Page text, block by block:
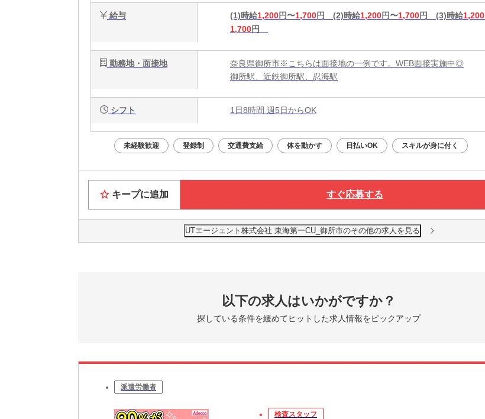
給与 (1)時給1,200円〜1,700円 (2)時給1,200円〜1,700円 (3)時給1,200
1,700円
勤務地・面接地
奈良県御所市※こちらは面接地の一例です。WEB面接実施中◎
御所駅、近鉄御所駅、忍海駅
シフト 1日8時間 週5日からOK
未経験歓迎 登録制 交通費支給 体を動かす 日払いOK スキルが身に付く
キープに追加 すぐ応募する
UTエージェント株式会社 東海第一CU_御所市のその他の求人を見る
以下の求人はいかがですか？
探している条件を緩めてヒットした求人情報をピックアップ
派遣労働者
検査スタッフ